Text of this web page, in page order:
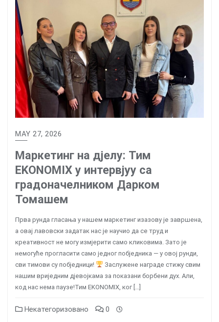
MAY 27, 2026
Маркетинг на дјелу: Тим
EKONOMIX у интервјуу са
градоначелником Дарком
Томашем
Прва рунда гласања у нашем маркетинг изазову је завршена,
а овај лавовски задатак нас је научио да се труд и
креативност не могу измјерити само кликовима. Зато је
немогуће прогласити само једног побједника — у овој рунди,
сви тимови су побједници!
Заслужене награде стижу свим
нашим вриједним дјевојкама за показани борбени дух. Али,
код нас нема паузе!Тим EKONOMIX, ког […]
Некатегоризовано 0